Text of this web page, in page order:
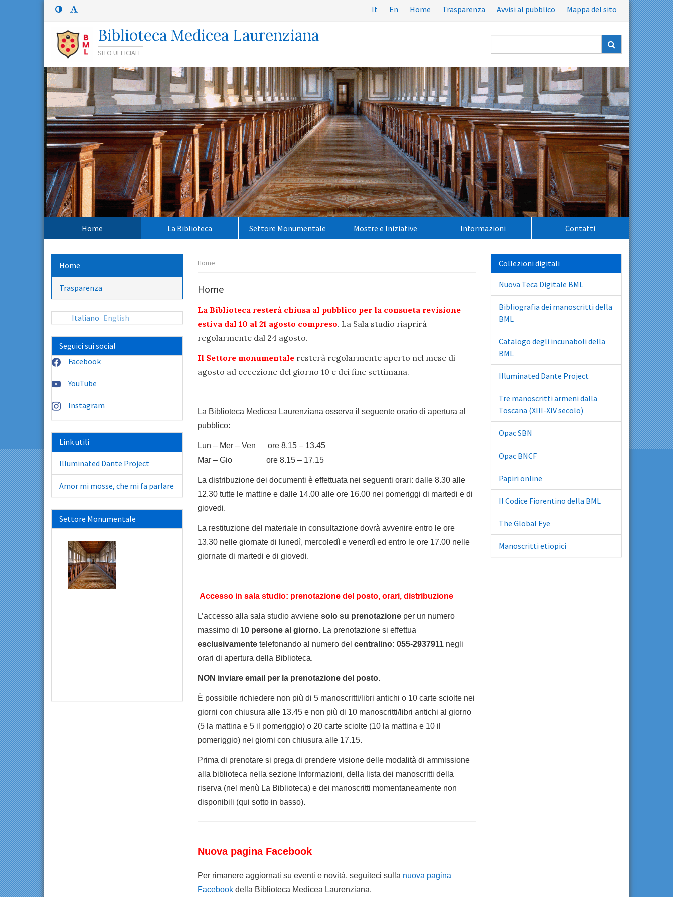
Menù
principale
Menù
superiore
Percorso
di
navigazione
Contenuto
principale
Menù
contestuale
Navigazione
secondaria
Menù
inferiore
It En Home Trasparenza Avvisi al pubblico Mappa del sito
Biblioteca Medicea Laurenziana
SITO UFFICIALE
nel
sito:
Menù
principale:
Home La Biblioteca Settore Monumentale Mostre e Iniziative Informazioni Contatti
Percorso
Home
Home
La Biblioteca resterà chiusa al pubblico per la consueta revisione
estiva dal 10 al 21 agosto compreso. La Sala studio riaprirà
regolarmente dal 24 agosto.
Il Settore monumentaleresterà regolarmente aperto nel mese di
agosto ad eccezione del giorno 10 e dei fine settimana.
La Biblioteca Medicea Laurenziana osserva il seguente orario di apertura al
pubblico:
Lun – Mer – Ven ore 8.15 – 13.45
Mar – Gio ore 8.15 – 17.15
La distribuzione dei documenti è effettuata nei seguenti orari: dalle 8.30 alle
12.30 tutte le mattine e dalle 14.00 alle ore 16.00 nei pomeriggi di martedi e di
giovedi.
La restituzione del materiale in consultazione dovrà avvenire entro le ore
13.30 nelle giornate di lunedì, mercoledì e venerdì ed entro le ore 17.00 nelle
giornate di martedi e di giovedi.
Accesso in sala studio: prenotazione del posto, orari, distribuzione
L’accesso alla sala studio avviene solo su prenotazione per un numero
massimo di 10 persone al giorno. La prenotazione si effettua
esclusivamentetelefonando al numero del centralino: 055-2937911negli
orari di apertura della Biblioteca.
NON inviare email per la prenotazione del posto.
È possibile richiedere non più di 5 manoscritti/libri antichi o 10 carte sciolte nei
giorni con chiusura alle 13.45 e non più di 10 manoscritti/libri antichi al giorno
(5 la mattina e 5 il pomeriggio) o 20 carte sciolte (10 la mattina e 10 il
pomeriggio) nei giorni con chiusura alle 17.15.
Prima di prenotare si prega di prendere visione delle modalità di ammissione
alla biblioteca nella sezione Informazioni, della lista dei manoscritti della
riserva (nel menù La Biblioteca) e dei manoscritti momentaneamente non
disponibili (qui sotto in basso).
Nuova pagina Facebook
Per rimanere aggiornati su eventi e novità, seguiteci sulla nuova pagina
Facebookdella Biblioteca Medicea Laurenziana.
Home
Trasparenza
Italiano English
Seguici sui social
Facebook
YouTube
Instagram
Link utili
Illuminated Dante Project
Amor mi mosse, che mi fa parlare
Settore Monumentale
Collezioni digitali
Nuova Teca Digitale BML
Bibliografia dei manoscritti della
BML
Catalogo degli incunaboli della
BML
Illuminated Dante Project
Tre manoscritti armeni dalla
Toscana (XIII-XIV secolo)
Opac SBN
Opac BNCF
Papiri online
Il Codice Fiorentino della BML
The Global Eye
Manoscritti etiopici